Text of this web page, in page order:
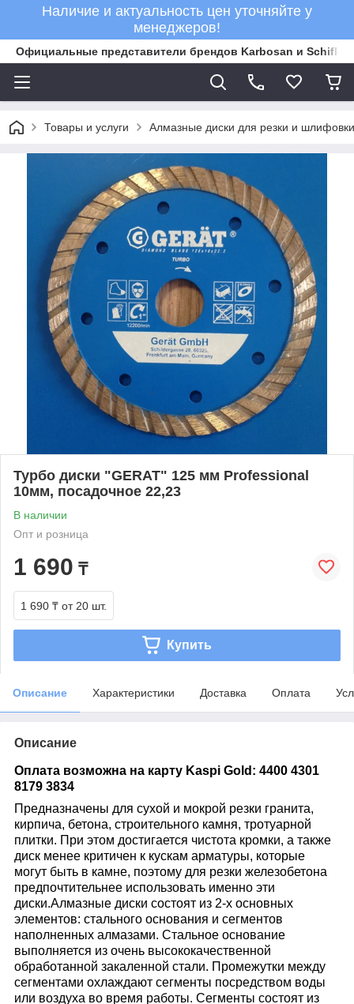
Наличие и актуальность цен уточняйте у
менеджеров!
Официальные представители брендов Karbosan и Schifler
Товары и услуги Алмазные диски для резки и
Турбо диски "GERAT" 125 мм Professional
10мм, посадочное 22,23
В наличии
Опт и розница
1 690 ₸
1 690 ₸ от 20 шт.
Купить
Описание Характеристики Доставка Оплата
Описание
Оплата возможна на карту Kaspi Gold: 4400 4301
8179 3834
Предназначены для сухой и мокрой резки гранита,
кирпича, бетона, строительного камня, тротуарной
плитки. При этом достигается чистота кромки, а также
диск менее критичен к кускам арматуры, которые
могут быть в камне, поэтому для резки железобетона
предпочтительнее использовать именно эти
диски.Алмазные диски состоят из 2-х основных
элементов: стального основания и сегментов
наполненных алмазами. Стальное основание
выполняется из очень высококачественной
обработанной закаленной стали. Промежутки между
сегментами охлаждают сегменты посредством воды
или воздуха во время работы. Сегменты состоят из